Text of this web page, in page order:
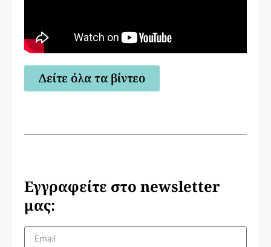
Δείτε όλα τα βίντεο
Εγγραφείτε στο newsletter
μας: